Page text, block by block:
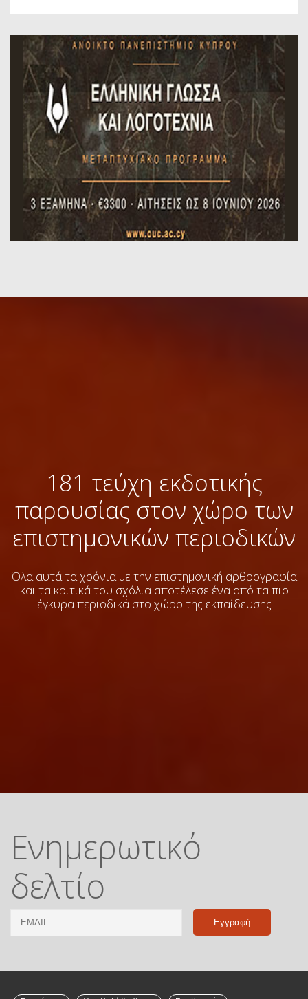
181 τεύχη εκδοτικής
παρουσίας στον χώρο των
επιστημονικών περιοδικών
Όλα αυτά τα χρόνια με την επιστημονική αρθρογραφία
και τα κριτικά του σχόλιααποτέλεσε ένα από τα πιο
έγκυρα περιοδικά στο χώρο της εκπαίδευσης
Ενημερωτικό
δελτίο
Email